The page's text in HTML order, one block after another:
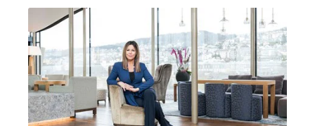
Ihr Teamquartier werden die Schwedinnen im On
Your Marks (OYM) in Cham aufschlagen.
Inwiefern die schwedische Nationalmannschaft
damit in ein komplett auf Leistungssport
ausgerichtetes Umfeld zieht, erläutert Lucie
Bischof, Group Lead Sales & Marketing, im
Interview mit HOGAPAGE.